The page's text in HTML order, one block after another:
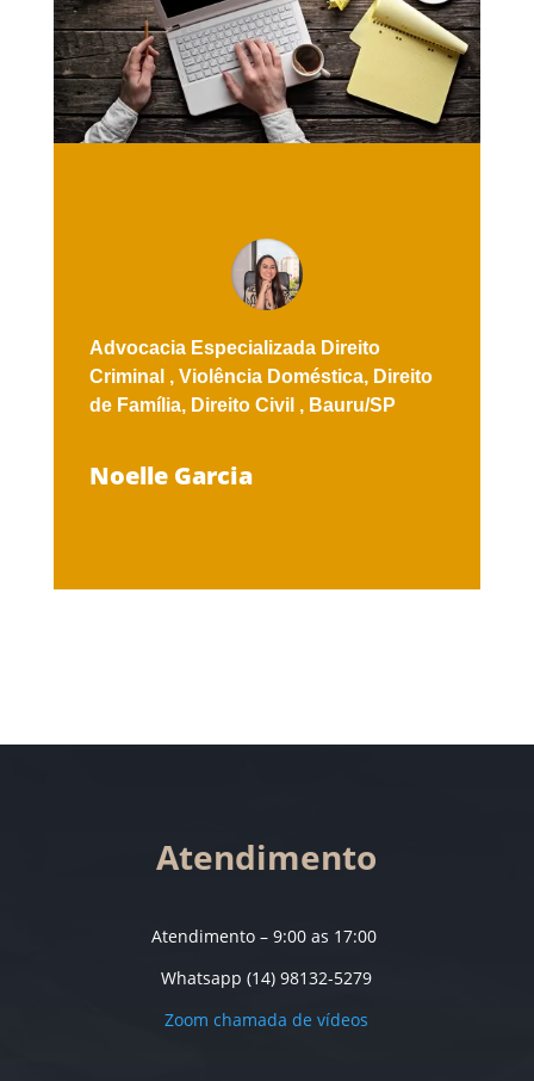
Advocacia Especializada Direito
Criminal , Violência Doméstica, Direito
de Família, Direito Civil , Bauru/SP
Noelle Garcia
Atendimento
Atendimento – 9:00 as 17:00
Whatsapp (14) 98132-5279
Zoom chamada de vídeos